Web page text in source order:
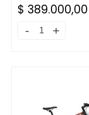
$ 389.000,00